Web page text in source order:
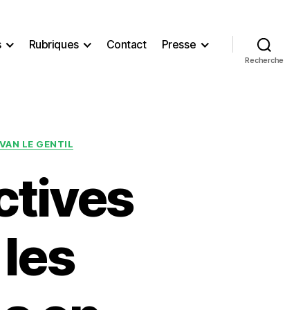
Rubriques Contact Presse
Recherche
LE GENTIL